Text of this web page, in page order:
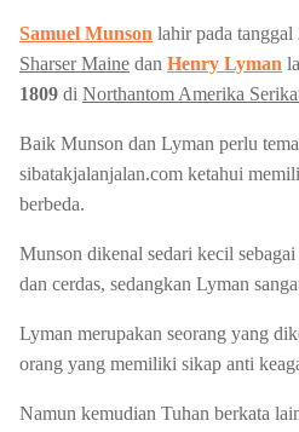
Samuel Munson lahir pada tanggal
Sharser Maine dan Henry Lyman
1809 di Northantom Amerika
Baik Munson dan Lyman perlu
sibatakjalanjalan.com ketahui
berbeda.
Munson dikenal sedari kecil
dan cerdas, sedangkan Lyman
Lyman merupakan seorang yang
orang yang memiliki sikap anti
Namun kemudian Tuhan berkata